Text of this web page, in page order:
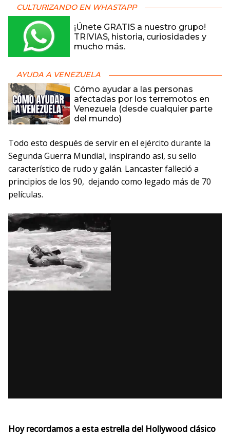
CULTURIZANDO EN WHASTAPP
¡Únete GRATIS a nuestro grupo!
TRIVIAS, historia, curiosidades y
mucho más.
AYUDA A VENEZUELA
Cómo ayudar a las personas
afectadas por los terremotos en
Venezuela (desde cualquier parte
del mundo)
Todo esto después de servir en el ejército durante la
Segunda Guerra Mundial, inspirando así, su sello
característico de rudo y galán. Lancaster falleció a
principios de los 90, dejando como legado más de 70
películas.
Hoy recordamos a esta estrella del Hollywood clásico